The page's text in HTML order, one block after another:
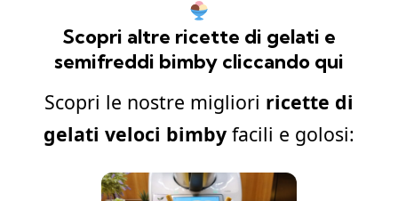
Scopri altre ricette di gelati e
semifreddi bimby cliccando qui
Scopri le nostre migliori ricette di
gelati veloci bimby facili e golosi: